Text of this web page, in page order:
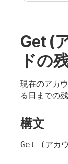
Get (
ドの
現在のアカ
る日までの
構文
Get (アカウ